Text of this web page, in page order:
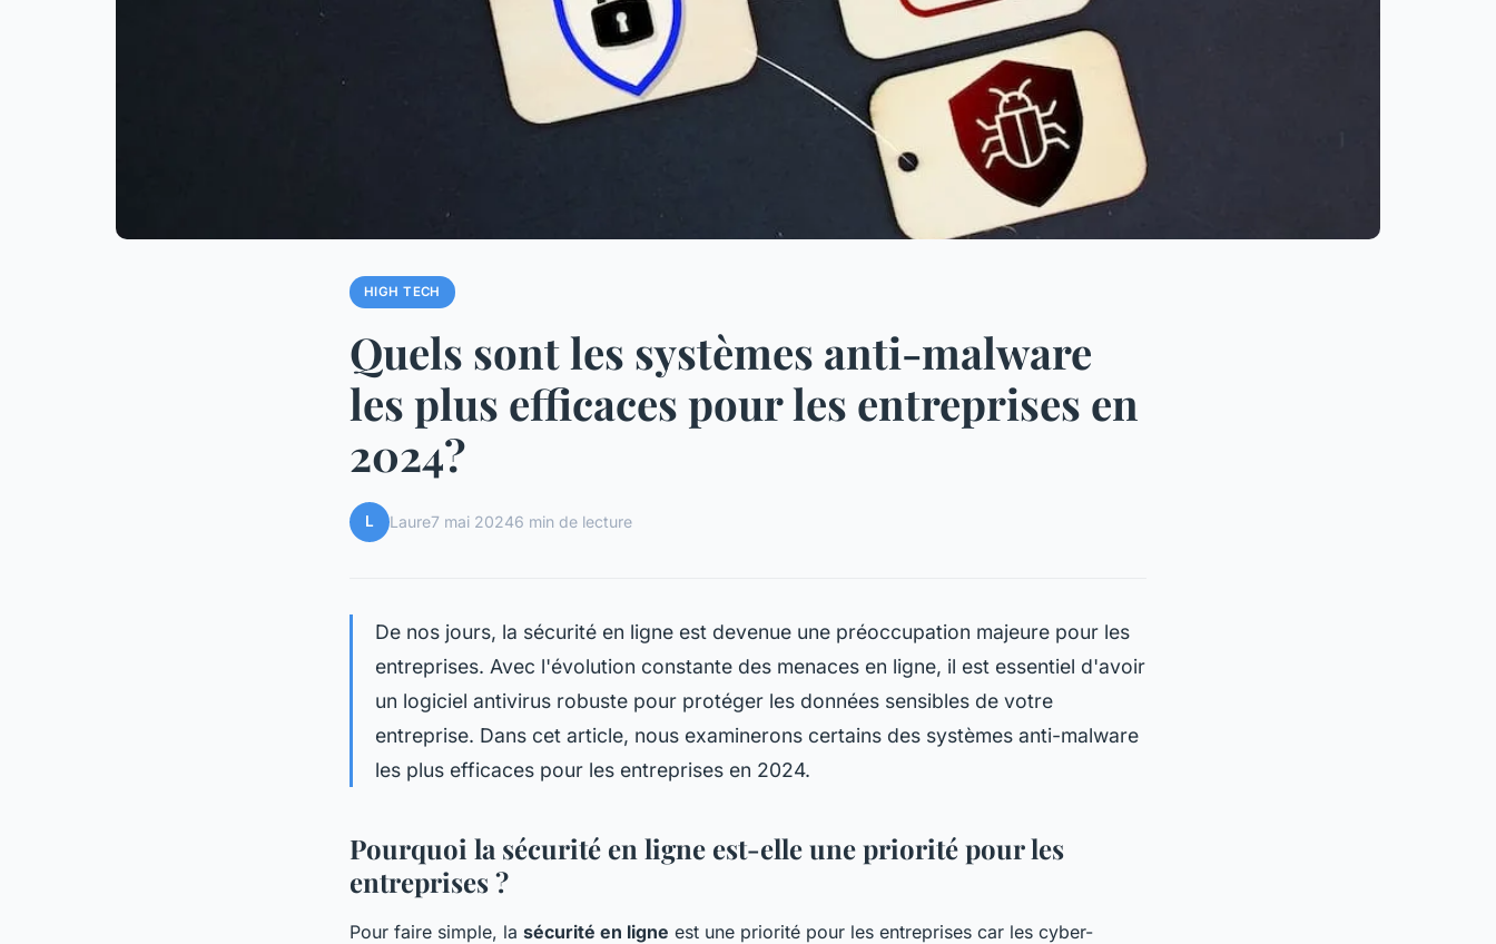
HIGH TECH
Quels sont les systèmes anti-malware
les plus efficaces pour les entreprises en
2024?
L Laure7 mai 20246 min de lecture
De nos jours, la sécurité en ligne est devenue une préoccupation majeure pour les
entreprises. Avec l'évolution constante des menaces en ligne, il est essentiel d'avoir
un logiciel antivirus robuste pour protéger les données sensibles de votre
entreprise. Dans cet article, nous examinerons certains des systèmes anti-malware
les plus efficaces pour les entreprises en 2024.
Pourquoi la sécurité en ligne est-elle une priorité pour les
entreprises ?
Pour faire simple, la sécurité en ligne est une priorité pour les entreprises car les cyber-